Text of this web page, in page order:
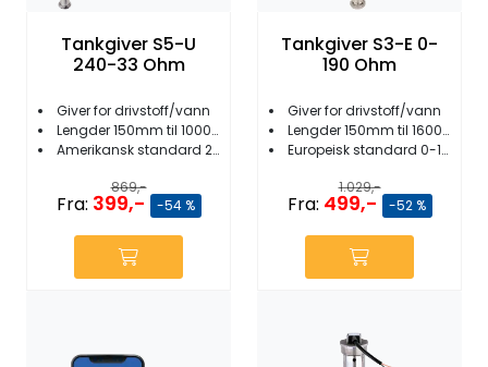
Tankgiver S5-U
240-33 Ohm
Giver for drivstoff/vann
Lengder 150mm til 1000mm
Amerikansk standard 240-33 ohm
869,-
Fra: 399,- -54 %
Tankgiver S3-E 0-
190 Ohm
Giver for drivstoff/vann
Lengder 150mm til 1600mm
Europeisk standard 0-190 ohm
1.029,-
Fra: 499,- -52 %